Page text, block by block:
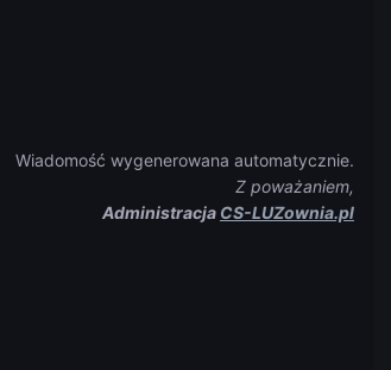
Wiadomość wygenerowana automatycznie.
Z poważaniem,
Administracja CS-LUZownia.pl